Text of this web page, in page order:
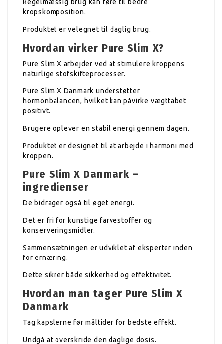
Regelmæssig brug kan føre til bedre
kropskomposition.
Produktet er velegnet til daglig brug.
Hvordan virker Pure Slim X?
Pure Slim X arbejder ved at stimulere kroppens
naturlige stofskifteprocesser.
Pure Slim X Danmark understøtter
hormonbalancen, hvilket kan påvirke vægttabet
positivt.
Brugere oplever en stabil energi gennem dagen.
Produktet er designet til at arbejde i harmoni med
kroppen.
Pure Slim X Danmark –
ingredienser
De bidrager også til øget energi.
Det er fri for kunstige farvestoffer og
konserveringsmidler.
Sammensætningen er udviklet af eksperter inden
for ernæring.
Dette sikrer både sikkerhed og effektivitet.
Hvordan man tager Pure Slim X
Danmark
Tag kapslerne før måltider for bedste effekt.
Undgå at overskride den daglige dosis.